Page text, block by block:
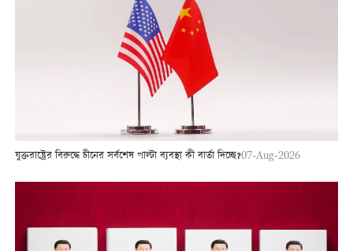
যুক্তরাষ্ট্রের বিরুদ্ধে চীনের সর্বশেষ পাল্টা ব্যবস্থা কী বার্তা দিচ্ছে?07-Aug-2026